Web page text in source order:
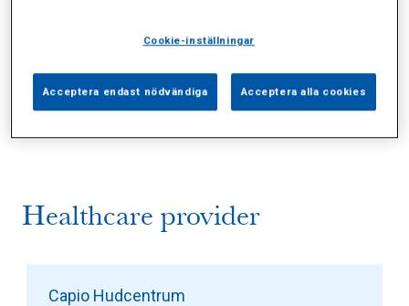
Alla (2) Vårdgivare (1) Specialister (0)
Sidor (0) Press (0) Sophianytt (0)
Healthcare provider
Capio Hudcentrum
Cookie-inställningar
Acceptera endast nödvändiga Acceptera alla cookies